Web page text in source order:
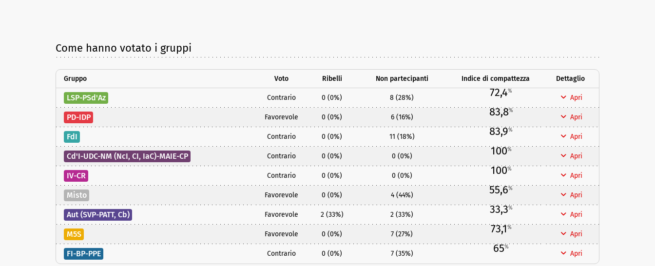
Come hanno votato i gruppi
Gruppo Voto Ribelli Non partecipanti Indice di compattezza Dettaglio
LSP-PSd'Az Contrario 0 (0%) 8 (28%) 72,4%
Apri
PD-IDP Favorevole 0 (0%) 6 (16%) 83,8%
Apri
FdI Contrario 0 (0%) 11 (18%) 83,9%
Apri
Cd'I-UDC-NM (NcI, CI, IaC)-MAIE-CP Contrario 0 (0%) 0 (0%) 100%
Apri
IV-CR Contrario 0 (0%) 0 (0%) 100%
Apri
Misto Favorevole 0 (0%) 4 (44%) 55,6%
Apri
Aut (SVP-PATT, Cb) Favorevole 2 (33%) 2 (33%) 33,3%
Apri
M5S Favorevole 0 (0%) 7 (27%) 73,1%
Apri
FI-BP-PPE Contrario 0 (0%) 7 (35%) 65%
Apri